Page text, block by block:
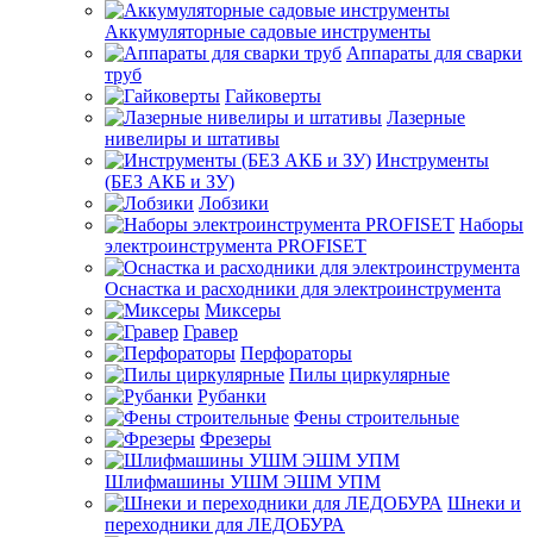
Аккумуляторные садовые инструменты
Аппараты для сварки
труб
Гайковерты
Лазерные
нивелиры и штативы
Инструменты
(БЕЗ АКБ и ЗУ)
Лобзики
Наборы
электроинструмента PROFISET
Оснастка и расходники для электроинструмента
Миксеры
Гравер
Перфораторы
Пилы циркулярные
Рубанки
Фены строительные
Фрезеры
Шлифмашины УШМ ЭШМ УПМ
Шнеки и
переходники для ЛЕДОБУРА